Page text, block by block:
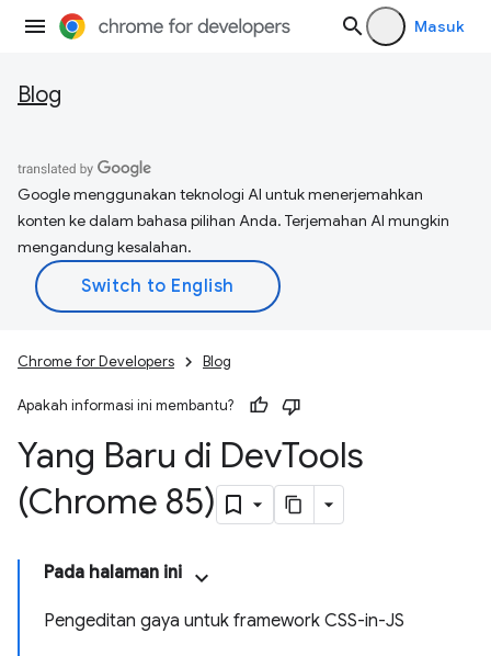
Masuk
Blog
Google menggunakan teknologi AI untuk menerjemahkan
konten ke dalam bahasa pilihan Anda. Terjemahan AI mungkin
mengandung kesalahan.
Chrome for Developers Blog
Apakah informasi ini membantu?
Yang Baru di DevTools
(Chrome 85)
Pada halaman ini
Pengeditan gaya untuk framework CSS-in-JS